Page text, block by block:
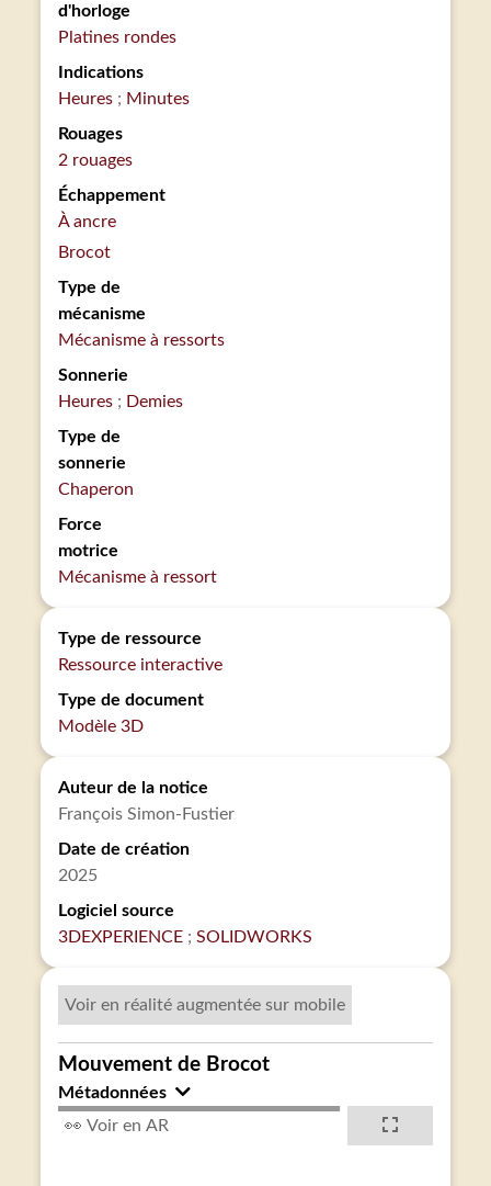
d'horloge
Platines rondes
Indications
Heures
Minutes
Rouages
2 rouages
Échappement
À ancre
Brocot
Type de
mécanisme
Mécanisme à ressorts
Sonnerie
Heures
Demies
Type de
sonnerie
Chaperon
Force
motrice
Mécanisme à ressort
Type de ressource
Ressource interactive
Type de document
Modèle 3D
Auteur de la notice
François Simon-Fustier
Date de création
2025
Logiciel source
3DEXPERIENCE
SOLIDWORKS
Voir en réalité augmentée sur mobile
Mouvement de Brocot
Métadonnées
👀 Voir en AR